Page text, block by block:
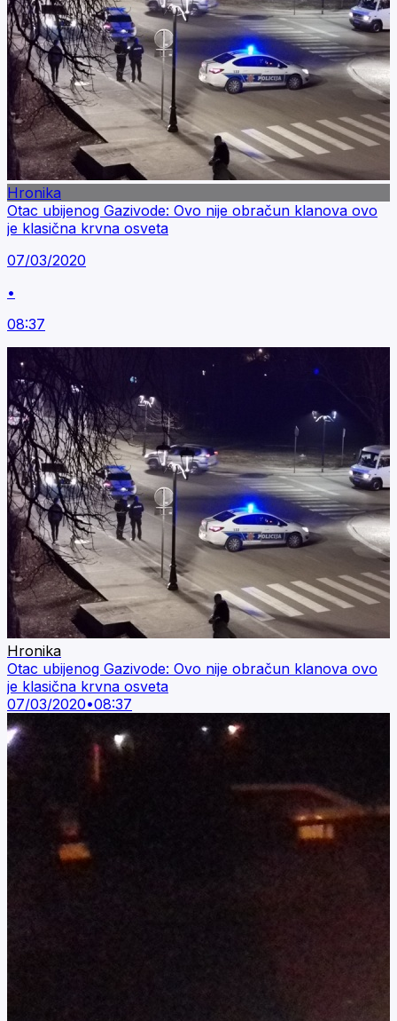
Hronika
Otac ubijenog Gazivode: Ovo nije obračun klanova ovo
je klasična krvna osveta
07/03/2020
•
08:37
Hronika
Otac ubijenog Gazivode: Ovo nije obračun klanova ovo
je klasična krvna osveta
07/03/2020•08:37